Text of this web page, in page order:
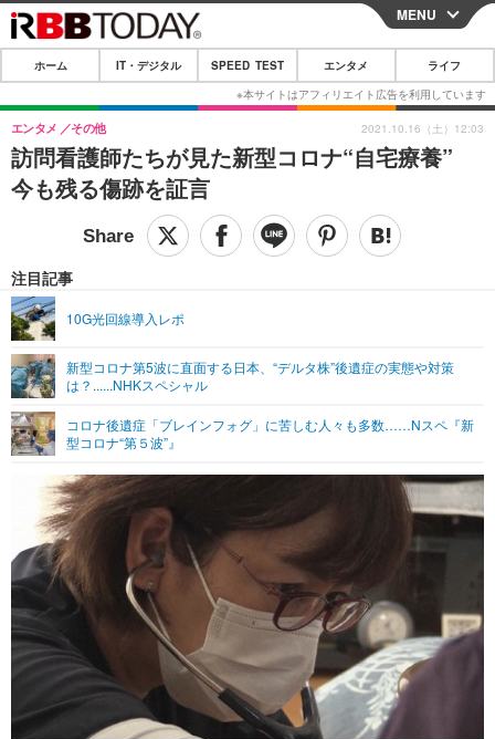
CLOSE
ホーム
IT・デジタル
IT・デジタルTOP スマートフォン
ショッピング その他
SPEED TEST
エンタメTOP 映画・ドラマ
グラビア
ショッピング その他
ライフTOP
その他
リリース一覧
プッシュ通知の停止方法
MENU
ホーム IT・デジタル SPEED TEST エンタメ ライフ
訪問看護師たちが見た新型コロナ“自宅療養”
今も残る傷跡を証言
エンタメ その他
注目記事
10G光回線導入レポ
新型コロナ第5波に直面する日本、“デルタ株”後遺症の実態や対策
は？......NHKスペシャル
コロナ後遺症「ブレインフォグ」に苦しむ人々も多数……Nスペ『新
型コロナ“第５波”』
2021.10.16（土）12:03